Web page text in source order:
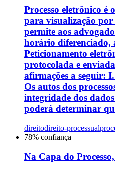
Processo eletrônico é
para visualização por
permite aos
horário diferenciado,
Peticionamento
protocolada e
afirmações a seguir:
Os autos dos
integridade dos
poderá determinar
direitodireito-processual
78% confiança
Na Capa do